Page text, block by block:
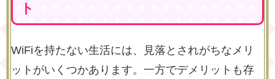
ト
WiFiを持たない生活には、見落とされがちなメリ
ットがいくつかあります。一方でデメリットも存